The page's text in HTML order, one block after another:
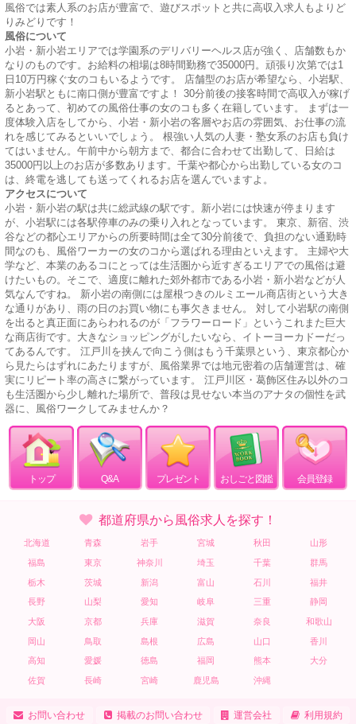
風俗では素人系のお店が豊富で、遊びスポットと共に高収入求人もよりど
りみどりです！
風俗について
小岩・新小岩エリアでは学園系のデリバリーヘルス店が強く、店舗数もか
なりのものです。お給料の相場は8時間勤務で35000円。頑張り次第では1
日10万円稼ぐ女のコもいるようです。 店舗型のお店が希望なら、小岩駅、
新小岩駅ともに南口側が豊富ですよ！ 30分前後の接客時間で高収入が稼げ
るとあって、初めての風俗仕事の女のコも多く在籍しています。 まずは一
度体験入店をしてから、小岩・新小岩の客層やお店の雰囲気、お仕事の流
れを感じてみるといいでしょう。 根強い人気の人妻・塾女系のお店も負け
てはいません。午前中から朝方まで、都合に合わせて出勤して、日給は
35000円以上のお店が多数あります。千葉や都心から出勤している女のコ
は、終電を逃しても送ってくれるお店を選んでいますよ。
アクセスについて
小岩・新小岩の駅は共に総武線の駅です。新小岩には快速が停まります
が、小岩駅には各駅停車のみの乗り入れとなっています。 東京、新宿、渋
谷などの都心エリアからの所要時間は全て30分前後で、負担のない通勤時
間なのも、風俗ワーカーの女のコから選ばれる理由といえます。 主婦や大
学など、本業のあるコにとっては生活圏から近すぎるエリアでの風俗は避
けたいもの。そこで、適度に離れた郊外都市である小岩・新小岩などが人
気なんですね。 新小岩の南側には屋根つきのルミエール商店街という大き
な通りがあり、雨の日のお買い物にも事欠きません。 対して小岩駅の南側
を出ると真正面にあらわれるのが「フラワーロード」というこれまた巨大
な商店街です。大きなショッピングがしたいなら、イトーヨーカドーだっ
てあるんです。 江戸川を挟んで向こう側はもう千葉県という、東京都心か
ら見たらはずれにあたりますが、風俗業界では地元密着の店舗運営は、確
実にリピート率の高さに繋がっています。 江戸川区・葛飾区住み以外のコ
も生活圏から少し離れた場所で、普段は見せない本当のアナタの個性を武
器に、風俗ワークしてみませんか？
トップ Q&A プレゼント おしごと図鑑 会員登録
都道府県から風俗求人を探す！
北海道 青森 岩手 宮城 秋田 山形
福島 東京 神奈川 埼玉 千葉 群馬
栃木 茨城 新潟 富山 石川 福井
長野 山梨 愛知 岐阜 三重 静岡
大阪 京都 兵庫 滋賀 奈良 和歌山
岡山 鳥取 島根 広島 山口 香川
高知 愛媛 徳島 福岡 熊本 大分
佐賀 長崎 宮崎 鹿児島 沖縄
お問い合わせ 掲載のお問い合わせ 運営会社 利用規約